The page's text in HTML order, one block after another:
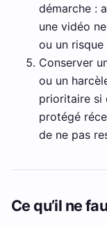
démarche :
une vidéo
ou un risque
Conserver
ou un
prioritaire si
protégé
de ne pas
Ce qu’il ne